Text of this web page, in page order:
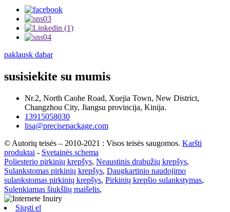
paklausk dabar
susisiekite su mumis
Nr.2, North Caohe Road, Xuejia Town, New District,
Changzhou City, Jiangsu provincija, Kinija.
13915058030
lisa@precisepackage.com
© Autorių teisės – 2010-2021 : Visos teisės saugomos. Karšti
produktai - Svetainės schema
Poliesterio pirkinių krepšys, Neaustinis drabužių krepšys,
Sulankstomas pirkinių krepšys, Daugkartinio naudojimo
sulankstomas pirkinių krepšys, Pirkinių krepšio sulankstymas,
Sulenkiamas šiukšlių maišelis,
Siųsti el